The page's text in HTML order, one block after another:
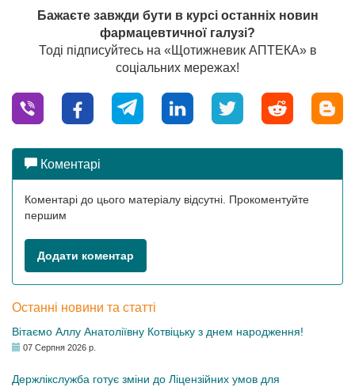
Бажаєте завжди бути в курсі останніх новин
фармацевтичної галузі?
Тоді підписуйтесь на «Щотижневик АПТЕКА» в
соціальних мережах!
Коментарі
Коментарі до цього матеріалу відсутні. Прокоментуйте
першим
Додати коментар
Останні новини та статті
Вітаємо Аллу Анатоліївну Котвіцьку з днем народження!
07 Серпня 2026 р.
Держлікслужба готує зміни до Ліцензійних умов для